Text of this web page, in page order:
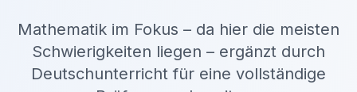
Mathematik im Fokus – da hier die meisten
Schwierigkeiten liegen – ergänzt durch
Deutschunterricht für eine vollständige